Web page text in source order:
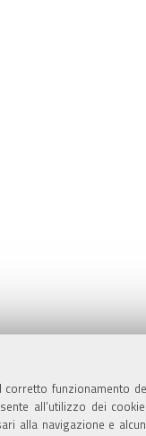
funzionamento
all’utilizzo dei
alla navigazione e